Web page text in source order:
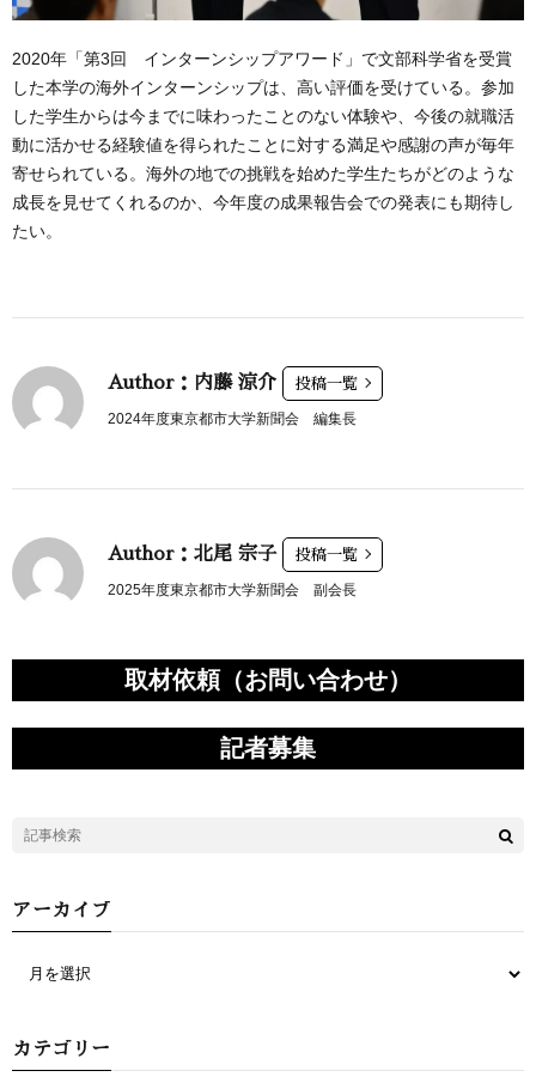
2020年「第3回 インターンシップアワード」で文部科学省を受賞
した本学の海外インターンシップは、高い評価を受けている。参加
した学生からは今までに味わったことのない体験や、今後の就職活
動に活かせる経験値を得られたことに対する満足や感謝の声が毎年
寄せられている。海外の地での挑戦を始めた学生たちがどのような
成長を見せてくれるのか、今年度の成果報告会での発表にも期待し
たい。
Author：内藤 涼介 投稿一覧
2024年度東京都市大学新聞会 編集長
Author：北尾 宗子 投稿一覧
2025年度東京都市大学新聞会 副会長
取材依頼（お問い合わせ）
記者募集
アーカイブ
カテゴリー